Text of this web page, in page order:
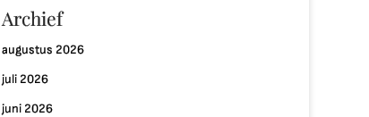
Archief
augustus 2026
juli 2026
juni 2026